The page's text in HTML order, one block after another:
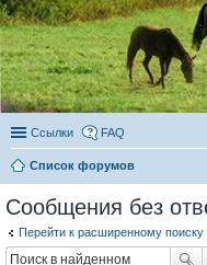
Ссылки FAQ
Список форумов
Сообщения без
Перейти к расширенному поиску